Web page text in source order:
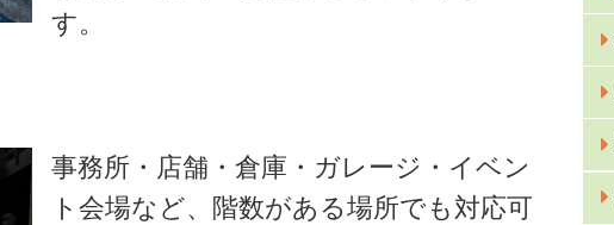
す。
事務所・店舗・倉庫・ガレージ・イベン
ト会場など、階数がある場所でも対応可